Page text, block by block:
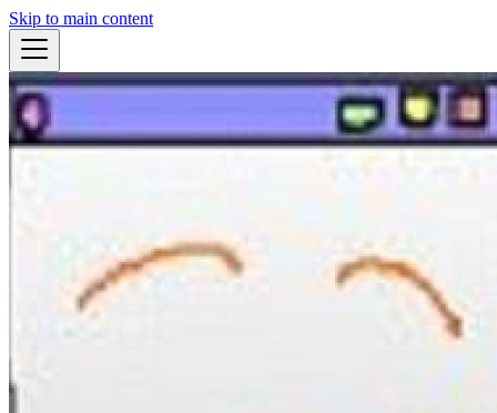
Skip to main content